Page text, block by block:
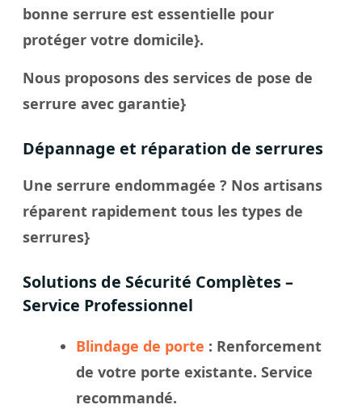
bonne serrure est essentielle pour
protéger votre domicile}.
Nous proposons des services de pose de
serrure avec garantie}
Dépannage et réparation de serrures
Une serrure endommagée ? Nos artisans
réparent rapidement tous les types de
serrures}
Solutions de Sécurité Complètes –
Service Professionnel
Blindage de porte : Renforcement
de votre porte existante. Service
recommandé.